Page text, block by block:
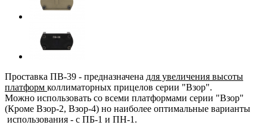
Проставка ПВ-39 - предназначена для увеличения высоты
платформ коллиматорных прицелов серии "Взор".
Можно использовать со всеми платформами серии "Взор"
(Кроме Взор-2, Взор-4) но наиболее оптимальные варианты
использования - с ПБ-1 и ПН-1 .